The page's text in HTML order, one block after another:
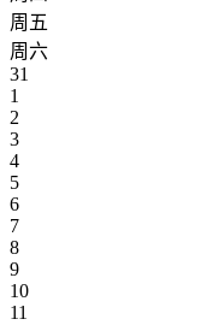
周五
周六
31
1
2
3
4
5
6
7
8
9
10
11